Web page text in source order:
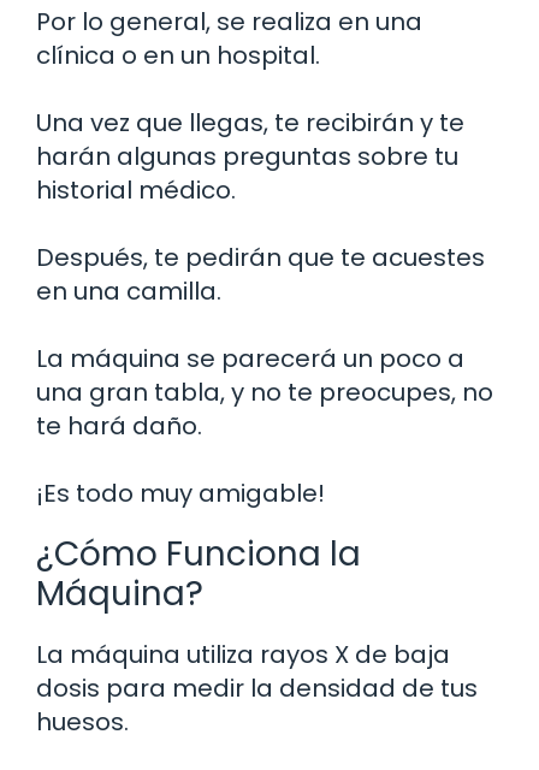
Por lo general, se realiza en una
clínica o en un hospital.
Una vez que llegas, te recibirán y te
harán algunas preguntas sobre tu
historial médico.
Después, te pedirán que te acuestes
en una camilla.
La máquina se parecerá un poco a
una gran tabla, y no te preocupes, no
te hará daño.
¡Es todo muy amigable!
¿Cómo Funciona la
Máquina?
La máquina utiliza rayos X de baja
dosis para medir la densidad de tus
huesos.